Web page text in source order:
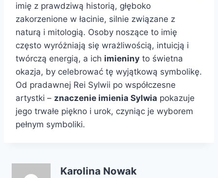
imię z prawdziwą historią, głęboko
zakorzenione w łacinie, silnie związane z
naturą i mitologią. Osoby noszące to imię
często wyróżniają się wrażliwością, intuicją i
twórczą energią, a ich imieniny to świetna
okazja, by celebrować tę wyjątkową symbolikę.
Od pradawnej Rei Sylwii po współczesne
artystki – znaczenie imienia Sylwia pokazuje
jego trwałe piękno i urok, czyniąc je wyborem
pełnym symboliki.
Karolina Nowak